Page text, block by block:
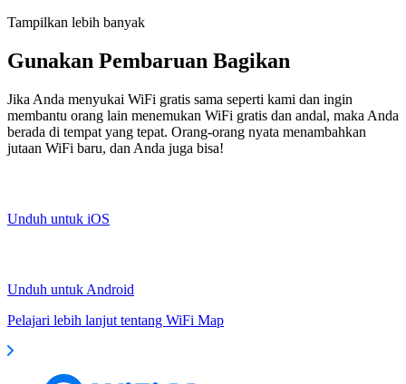
Tampilkan lebih banyak
Gunakan Pembaruan Bagikan
Jika Anda menyukai WiFi gratis sama seperti kami dan ingin
membantu orang lain menemukan WiFi gratis dan andal, maka Anda
berada di tempat yang tepat. Orang-orang nyata menambahkan
jutaan WiFi baru, dan Anda juga bisa!
Unduh untuk iOS
Unduh untuk Android
Pelajari lebih lanjut tentang WiFi Map